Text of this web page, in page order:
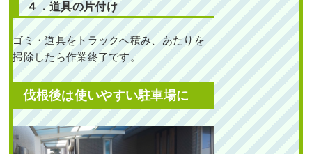
４．道具の片付け
ゴミ・道具をトラックへ積み、あたりを
掃除したら作業終了です。
伐根後は使いやすい駐車場に